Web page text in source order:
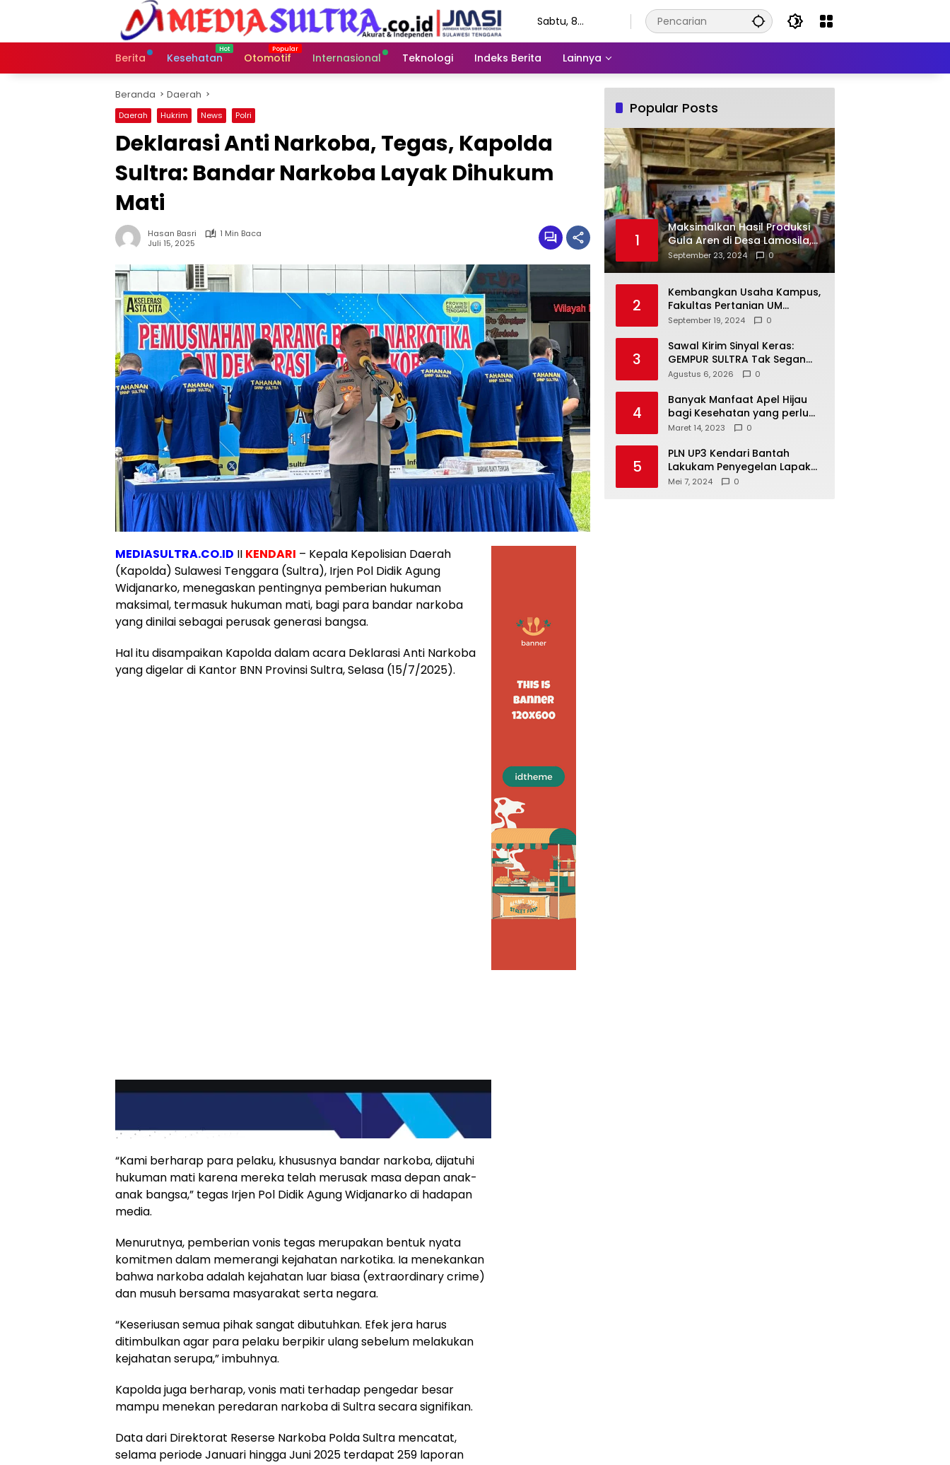
Sabtu, 8
Berita
Kesehatan Otomotif Internasional Teknologi Indeks Berita Lainnya
Beranda Daerah
Daerah Hukrim News Polri
Deklarasi Anti Narkoba, Tegas, Kapolda
Sultra: Bandar Narkoba Layak Dihukum
Mati
Hasan Basri
1 Min Baca
Juli 15, 2025
MEDIASULTRA.CO.ID II KENDARI – Kepala Kepolisian Daerah
(Kapolda) Sulawesi Tenggara (Sultra), Irjen Pol Didik Agung
Widjanarko, menegaskan pentingnya pemberian hukuman
maksimal, termasuk hukuman mati, bagi para bandar narkoba
yang dinilai sebagai perusak generasi bangsa.
Hal itu disampaikan Kapolda dalam acara Deklarasi Anti Narkoba
yang digelar di Kantor BNN Provinsi Sultra, Selasa (15/7/2025).
“Kami berharap para pelaku, khususnya bandar narkoba, dijatuhi
hukuman mati karena mereka telah merusak masa depan anak-
anak bangsa,” tegas Irjen Pol Didik Agung Widjanarko di hadapan
media.
Menurutnya, pemberian vonis tegas merupakan bentuk nyata
komitmen dalam memerangi kejahatan narkotika. Ia menekankan
bahwa narkoba adalah kejahatan luar biasa (extraordinary crime)
dan musuh bersama masyarakat serta negara.
“Keseriusan semua pihak sangat dibutuhkan. Efek jera harus
ditimbulkan agar para pelaku berpikir ulang sebelum melakukan
kejahatan serupa,” imbuhnya.
Kapolda juga berharap, vonis mati terhadap pengedar besar
mampu menekan peredaran narkoba di Sultra secara signifikan.
Data dari Direktorat Reserse Narkoba Polda Sultra mencatat,
selama periode Januari hingga Juni 2025 terdapat 259 laporan
Popular Posts
1
Maksimalkan Hasil Produksi
Gula Aren di Desa Lamosila,
UM Kendari Berikan Bantuan
Alat Produksi Modern
September 23, 2024 0
2
Kembangkan Usaha Kampus,
Fakultas Pertanian UM
Kendari Optimalkan
Agribisnis
September 19, 2024 0
3
Sawal Kirim Sinyal Keras:
GEMPUR SULTRA Tak Segan
Duduki Lahan Sengketa di
Agustus 6, 2026 0
4
Banyak Manfaat Apel Hijau
bagi Kesehatan yang perlu
Anda ketahui
Maret 14, 2023 0
5
PLN UP3 Kendari Bantah
Lakukam Penyegelan Lapak
Tugu Eks MTQ
Mei 7, 2024 0